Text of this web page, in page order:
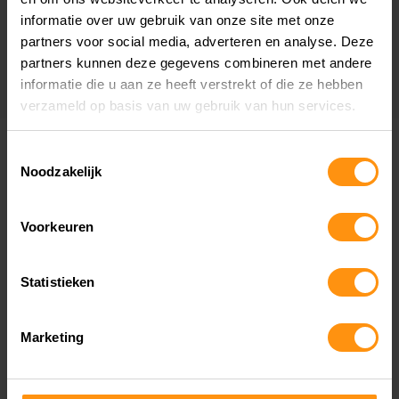
informatie over uw gebruik van onze site met onze
partners voor social media, adverteren en analyse. Deze
partners kunnen deze gegevens combineren met andere
informatie die u aan ze heeft verstrekt of die ze hebben
verzameld op basis van uw gebruik van hun services.
Noodzakelijk
Voorkeuren
Statistieken
Marketing
Bekijk financiering opties